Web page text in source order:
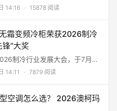
顶尖空调品牌、权威科研机构
净舱空调KFR-35GW/BpA06-
慧化体验，一举斩获“智慧节能
14:16 · 15878 阅读
霜变频冷柜荣获2026制冷
”大奖
制冷行业发展大会，于7月30
次盛会由全国家用电器工业信
核心议题深度研讨，发布行业
为制冷产业高质量发展划定新
14:11 · 7879 阅读
空调怎么选？ 2026澳柯玛